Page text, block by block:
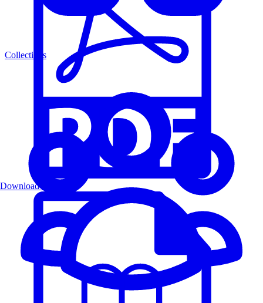
Collections
Download PDF